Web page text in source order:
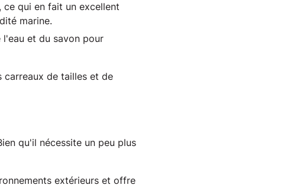
ce qui en fait un excellent
marine.
et du savon pour
carreaux de tailles et de
qu'il nécessite un peu plus
extérieurs et offre